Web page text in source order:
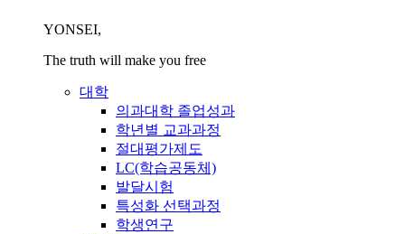
YONSEI,
The truth will make you free
대학
의과대학 졸업성과
학년별 교과과정
절대평가제도
LC(학습공동체)
발달시험
특성화 선택과정
학생연구